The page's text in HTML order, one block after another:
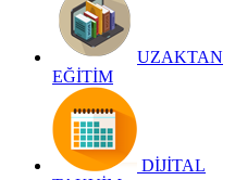
UZAKTAN
EĞİTİM
DİJİTAL